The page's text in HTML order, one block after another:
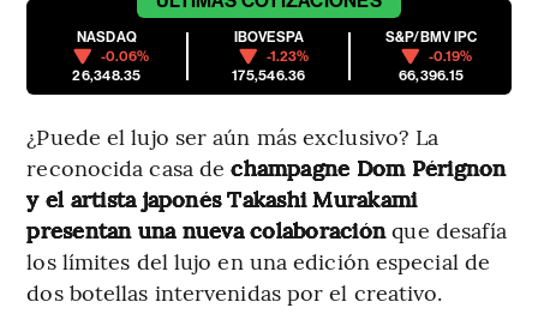
NASDAQ
-0.06%
26,348.35
IBOVESPA
-1.23%
175,546.36
S&P/BMV IPC
-0.19%
66,396.15
¿Puede el lujo ser aún más exclusivo? La
reconocida casa dechampagne Dom Pérignon
y el artista japonés Takashi Murakami
presentan una nueva colaboraciónque desafía
los límites del lujo en una edición especial de
dos botellas intervenidas por el creativo.